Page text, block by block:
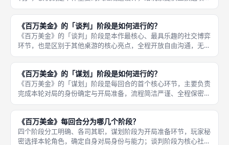
大幅提升对局策略容错率。玩家谈判阶段退出后拥有明确的利弊结
果，优势为「全额保全自身缴纳的保证金，不会出现保证金亏损、
清零的情
《百万美金》的「谈判」阶段是如何进行的？
《百万美金》的「谈判」阶段是本作最核心、最具乐趣的社交博弈
环节，也是区别于其他桌游的核心亮点，全程开放自由沟通，无话
术限制、无结盟限制，主打真实的心理拉扯与话术博弈。谋划阶段
结束后，所有玩家公开开启自由交流，可随意拉拢队友、组建临时
抢劫帮派
《百万美金》的「谋划」阶段是如何进行的？
《百万美金》的「谋划」阶段是每回合的首个核心环节，主要负责
完成本轮对局的身份确定与开局准备，流程简洁严谨、全程保密，
为后续谈判与抢劫博弈奠定基础。阶段开启后，所有玩家同步进入
秘密操作状态，各自查看自身可使用的人物牌，结合上一轮使用的
角色、当
《百万美金》每回合分为哪几个阶段？
四个阶段分工明确、各司其职，谋划阶段为开局准备环节，玩家秘
密选择本轮角色，确定自身对局身份与能力；谈判阶段为核心社交